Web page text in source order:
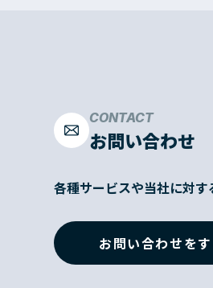
CONTACT
お問い合わせ
各種サービスや当社に対す
お問い合わせを